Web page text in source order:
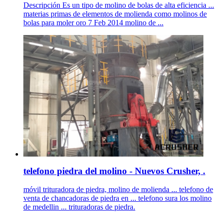
Descripción Es un tipo de molino de bolas de alta eficiencia ...
materias primas de elementos de molienda como molinos de
bolas para moler oro 7 Feb 2014 molino de ...
telefono piedra del molino - Nuevos Crusher, .
móvil trituradora de piedra, molino de molienda ... telefono de
venta de chancadoras de piedra en ... telefono sura los molino
de medellin ... trituradoras de piedra.